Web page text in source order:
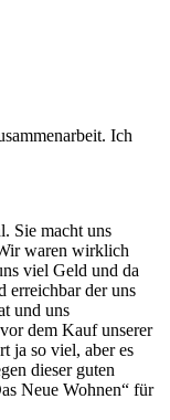
Ich
Sie macht uns
waren wirklich
viel Geld und da
erreichbar der uns
und uns
dem Kauf unserer
ja so viel, aber es
dieser guten
Neue Wohnen“ für